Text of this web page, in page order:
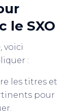
le SXO
, voici
:
les titres et
pour